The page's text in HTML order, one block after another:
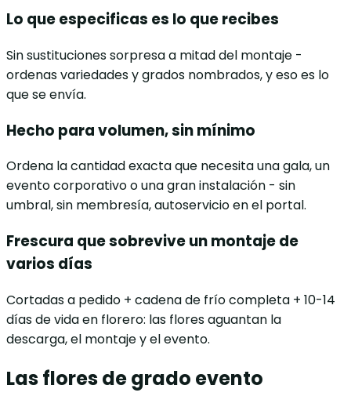
Lo que especificas es lo que recibes
Sin sustituciones sorpresa a mitad del montaje -
ordenas variedades y grados nombrados, y eso es lo
que se envía.
Hecho para volumen, sin mínimo
Ordena la cantidad exacta que necesita una gala, un
evento corporativo o una gran instalación - sin
umbral, sin membresía, autoservicio en el portal.
Frescura que sobrevive un montaje de
varios días
Cortadas a pedido + cadena de frío completa + 10-14
días de vida en florero: las flores aguantan la
descarga, el montaje y el evento.
Las flores de grado evento